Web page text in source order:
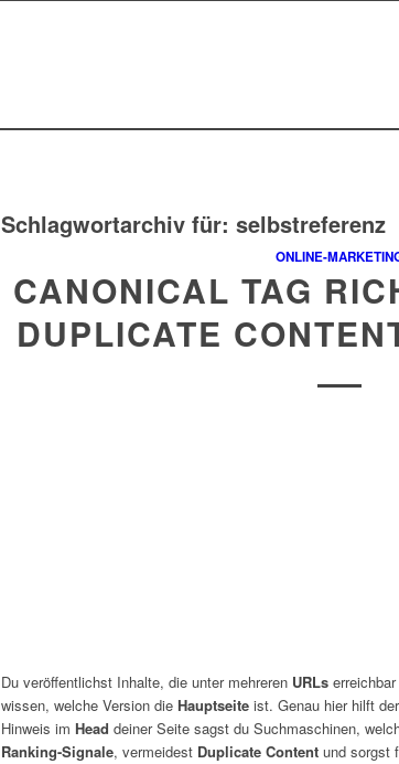
Schlagwortarchiv für: selbstreferenz
ONLINE-
CANONICAL TAG
DUPLICATE
Du veröffentlichst Inhalte, die unter mehreren URLs
wissen, welche Version die Hauptseite ist. Genau hier hilft der
Hinweis im Head deiner Seite sagst du Suchmaschinen,
Ranking-Signale, vermeidest Duplicate Content und sorgst